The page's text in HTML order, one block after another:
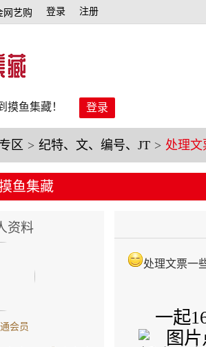
网艺购 登录 注册
摸鱼集藏！ 登录
区 > 纪特、文、编号、JT > 处理
鱼集藏
资料
会员
处理文票一
一起